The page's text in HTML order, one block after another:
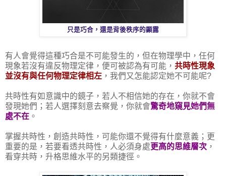
只是巧合，還是背後秩序的顯露
有人會覺得這種巧合是不可能發生的，但在物理學中，任何
現象若沒有違反物理定律，便可被認為有可能， 共時性現象
並沒有與任何物理定律相左 ，我們又怎能認定她不可能呢?
共時性有如意識中的鏡子，若人不相信她的存在，你就不會
發現她們；若人選擇刻意去察覺，你就會驚奇地窺見她們無
處不在 。
掌握共時性，創造共時性，可能你還不覺得有什麼意義；更
重要的是，若要看透共時性，人必須身處更高的思維層次 ，
看穿共時，升格思維水平的另類捷徑。